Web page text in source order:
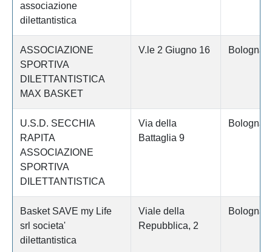
associazione
dilettantistica
ASSOCIAZIONE
SPORTIVA
DILETTANTISTICA
MAX BASKET
V.le 2 Giugno 16 Bologna
U.S.D. SECCHIA
RAPITA
ASSOCIAZIONE
SPORTIVA
DILETTANTISTICA
Via della
Battaglia 9
Bologna
Basket SAVE my Life
srl societa'
dilettantistica
Viale della
Repubblica, 2
Bologna